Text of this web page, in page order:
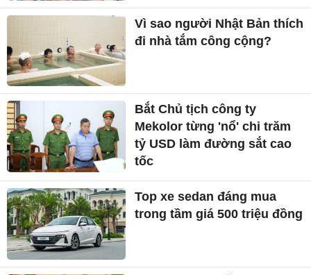
Vì sao người Nhật Bản thích
đi nhà tắm công cộng?
Bắt Chủ tịch công ty
Mekolor từng 'nổ' chi trăm
tỷ USD làm đường sắt cao
tốc
Top xe sedan đáng mua
trong tầm giá 500 triệu đồng